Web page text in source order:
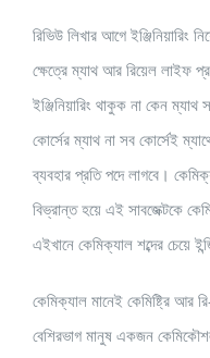
রিভিউ লিখার আগে ইঞ্জিনিয়ারিং
ক্ষেত্রে ম্যাথ আর রিয়েল লাইফ
ইঞ্জিনিয়ারিং থাকুক না কেন ম্যাথ
কোর্সের ম্যাথ না সব কোর্সেই
ব্যবহার প্রতি পদে লাগবে।
বিভ্রান্ত হয়ে এই সাবজেক্টকে
এইখানে কেমিক্যাল শব্দের চেয়ে
কেমিক্যাল মানেই কেমিষ্ট্রি
বেশিরভাগ মানুষ একজন